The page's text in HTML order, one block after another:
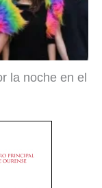
la noche en el